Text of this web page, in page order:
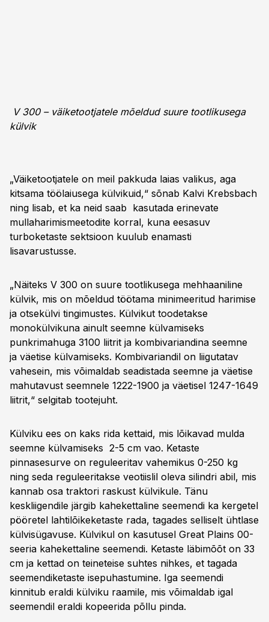
V 300 – väiketootjatele mõeldud suure tootlikusega
külvik
„Väiketootjatele on meil pakkuda laias valikus, aga
kitsama töölaiusega külvikuid,“ sõnab Kalvi Krebsbach
ning lisab, et ka neid saab kasutada erinevate
mullaharimismeetodite korral, kuna eesasuv
turboketaste sektsioon kuulub enamasti
lisavarustusse.
„Näiteks V 300 on suure tootlikusega mehhaaniline
külvik, mis on mõeldud töötama minimeeritud harimise
ja otsekülvi tingimustes. Külvikut toodetakse
monokülvikuna ainult seemne külvamiseks
punkrimahuga 3100 liitrit ja kombivariandina seemne
ja väetise külvamiseks. Kombivariandil on liigutatav
vahesein, mis võimaldab seadistada seemne ja väetise
mahutavust seemnele 1222-1900 ja väetisel 1247-1649
liitrit,“ selgitab tootejuht.
Külviku ees on kaks rida kettaid, mis lõikavad mulda
seemne külvamiseks 2-5 cm vao. Ketaste
pinnasesurve on reguleeritav vahemikus 0-250 kg
ning seda reguleeritakse veotiislil oleva silindri abil, mis
kannab osa traktori raskust külvikule. Tänu
keskliigendile järgib kahekettaline seemendi ka kergetel
pööretel lahtilõikeketaste rada, tagades selliselt ühtlase
külvisügavuse. Külvikul on kasutusel Great Plains 00-
seeria kahekettaline seemendi. Ketaste läbimõõt on 33
cm ja kettad on teineteise suhtes nihkes, et tagada
seemendiketaste isepuhastumine. Iga seemendi
kinnitub eraldi külviku raamile, mis võimaldab igal
seemendil eraldi kopeerida põllu pinda.